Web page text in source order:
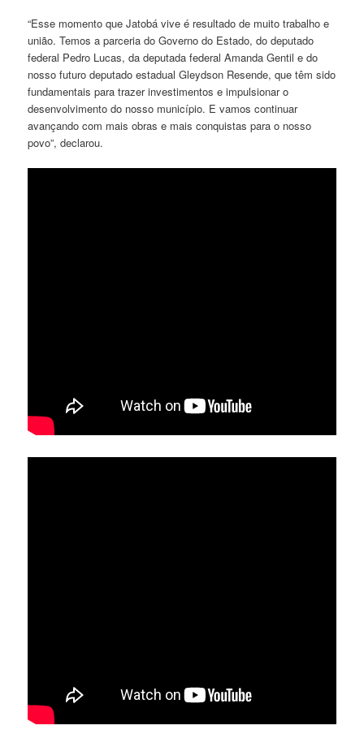
“Esse momento que Jatobá vive é resultado de muito trabalho e
união. Temos a parceria do Governo do Estado, do deputado
federal Pedro Lucas, da deputada federal Amanda Gentil e do
nosso futuro deputado estadual Gleydson Resende, que têm sido
fundamentais para trazer investimentos e impulsionar o
desenvolvimento do nosso município. E vamos continuar
avançando com mais obras e mais conquistas para o nosso
povo”, declarou.